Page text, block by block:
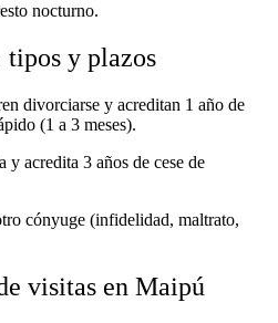
nocturno.
y plazos
divorciarse y acreditan 1 año de
(1 a 3 meses).
y acredita 3 años de cese de
cónyuge (infidelidad, maltrato,
visitas en Maipú